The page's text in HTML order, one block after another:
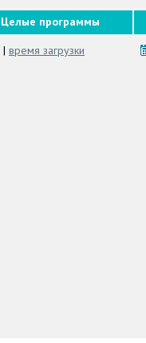
Целые программы
| время загрузки